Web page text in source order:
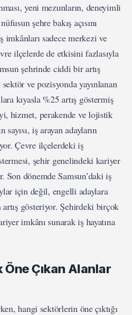
yeni mezunların, deneyimli
şehre bakış açısını
sadece merkezi ve
ilçelerde de etkisini fazlasıyla
şehrinde ciddi bir artış
ve pozisyonda yayınlanan
kıyasla %25 artış göstermiş
hizmet, perakende ve lojistik
iş arayan adayların
Çevre ilçelerdeki iş
şehir genelindeki kariyer
Son dönemde Samsun’daki iş
için değil, engelli adaylara
gösteriyor. Şehirdeki birçok
imkânı sunarak iş hayatına
Çıkan Alanlar
hangi sektörlerin öne çıktığı